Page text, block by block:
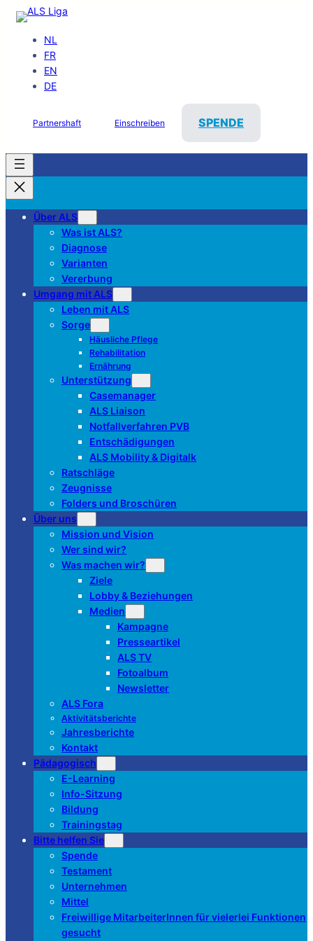
NL
FR
EN
DE
Partnershaft Einschreiben SPENDE
Über ALS
Was ist ALS?
Diagnose
Varianten
Vererbung
Umgang mit ALS
Leben mit ALS
Sorge
Häusliche Pflege
Rehabilitation
Ernährung
Unterstützung
Casemanager
ALS Liaison
Notfallverfahren PVB
Entschädigungen
ALS Mobility & Digitalk
Ratschläge
Zeugnisse
Folders und Broschüren
Über uns
Mission und Vision
Wer sind wir?
Was machen wir?
Ziele
Lobby & Beziehungen
Medien
Kampagne
Presseartikel
ALS TV
Fotoalbum
Newsletter
ALS Fora
Aktivitätsberichte
Jahresberichte
Kontakt
Pädagogisch
E-Learning
Info-Sitzung
Bildung
Trainingstag
Bitte helfen Sie
Spende
Testament
Unternehmen
Mittel
Freiwillige MitarbeiterInnen für vielerlei Funktionen
gesucht